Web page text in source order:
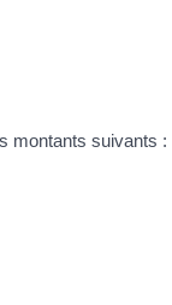
montants suivants :